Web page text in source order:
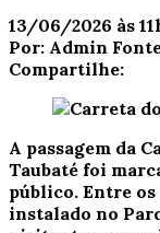
13/06/2026 às
Por: Admin
Compartilhe:
A passagem da
Taubaté foi
público. Entre os
instalado no